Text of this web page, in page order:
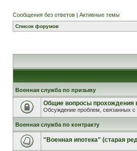
Сообщения без ответов | Активные темы
Список форумов
Военная служба по призыву
Общие вопросы прохождения
Обсуждение проблем, связанных
Военная служба по контракту
"Военная ипотека" (старая